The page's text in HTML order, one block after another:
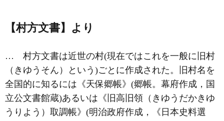
【村方文書】より
… 村方文書は近世の村(現在ではこれを一般に旧村
（きゆうそん）という)ごとに作成された。旧村名を
全国的に知るには《天保郷帳》(郷帳。幕府作成，国
立公文書館蔵)あるいは《旧高旧領（きゆうだかきゆ
うりよう）取調帳》(明治政府作成，《日本史料選